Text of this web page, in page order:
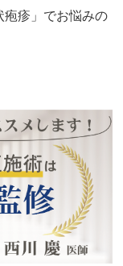
疱疹」でお悩みの